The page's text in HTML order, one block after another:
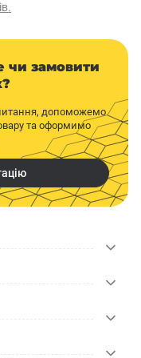
чи замовити
допоможемо
та оформимо
стельових
елемента або
шуруп.